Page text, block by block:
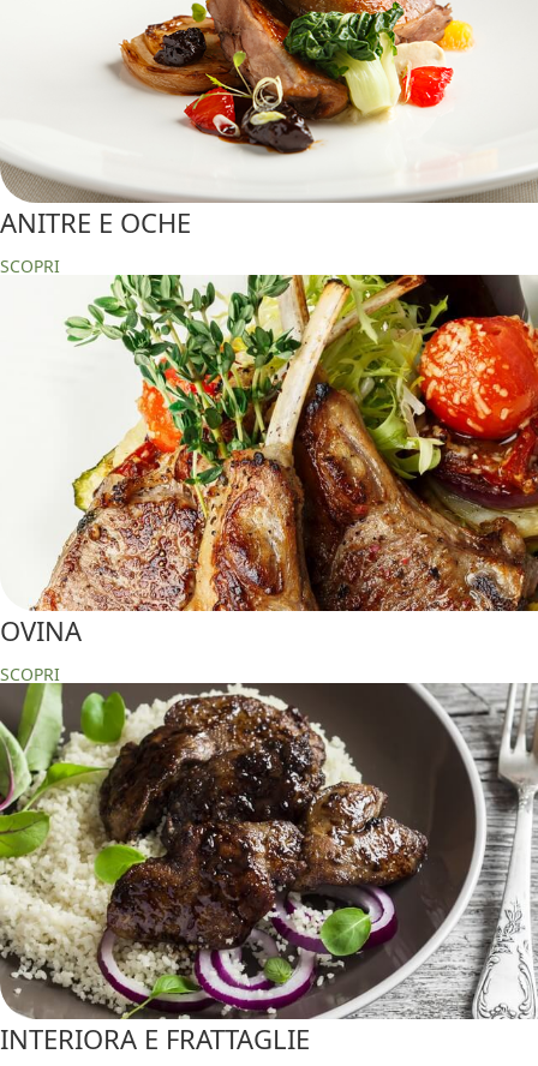
ANITRE E OCHE
SCOPRI
OVINA
SCOPRI
INTERIORA E FRATTAGLIE